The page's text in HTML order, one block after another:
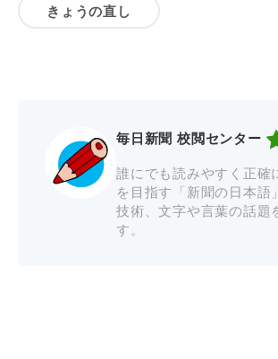
きょうの直し
毎日新聞 校閲センター
誰にでも読みやすく正確
を目指す「新聞の日本語
技術、文字や言葉の話題
す。